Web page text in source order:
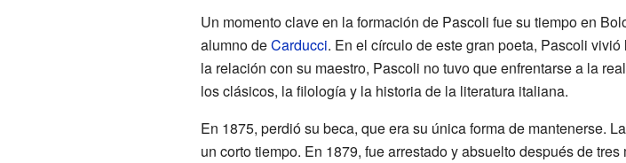
Un momento clave en la formación de Pascoli fue su tiempo en
alumno deCarducci. En el círculo de este gran poeta, Pascoli
la relación con su maestro, Pascoli no tuvo que enfrentarse a la
los clásicos, la filología y la historia de la literatura italiana.
En 1875, perdió su beca, que era su única forma de mantenerse.
un corto tiempo. En 1879, fue arrestado y absuelto después de